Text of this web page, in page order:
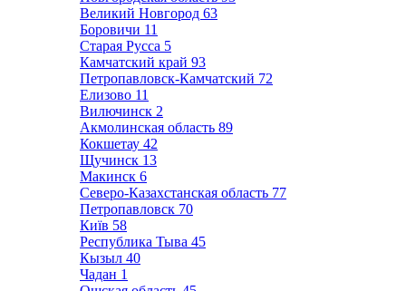
Великий Новгород 63
Боровичи 11
Старая Русса 5
Камчатский край 93
Петропавловск-Камчатский 72
Елизово 11
Вилючинск 2
Акмолинская область 89
Кокшетау 42
Щучинск 13
Макинск 6
Северо-Казахстанская область 77
Петропавловск 70
Київ 58
Республика Тыва 45
Кызыл 40
Чадан 1